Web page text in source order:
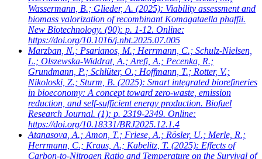
Wassermann, B.; Glieder, A. (2025): Viability assessment and
biomass valorization of recombinant Komagataella phaffii.
New Biotechnology. (90): p. 1-12. Online:
https://doi.org/10.1016/j.nbt.2025.07.005
Marzban, N.; Psarianos, M.; Herrmann, C.; Schulz-Nielsen,
L.; Olszewska-Widdrat, A.; Arefi, A.; Pecenka, R.;
Grundmann, P.; Schlüter, O.; Hoffmann, T.; Rotter, V.;
Nikoloski, Z.; Sturm, B. (2025): Smart integrated biorefineries
in bioeconomy: A concept toward zero-waste, emission
reduction, and self-sufficient energy production. Biofuel
Research Journal. (1): p. 2319-2349. Online:
https://doi.org/10.18331/BRJ2025.12.1.4
Atanasova, A.; Amon, T.; Friese, A.; Rösler, U.; Merle, R.;
Herrmann, C.; Kraus, A.; Kabelitz, T. (2025): Effects of
Carbon-to-Nitrogen Ratio and Temperature on the Survival of